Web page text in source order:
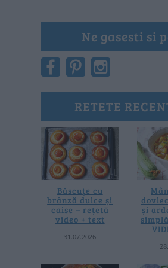
Ne gasesti si
RETETE
Băscuțe cu
brânză dulce și
caise – rețetă
video + text
31.07.2026
și